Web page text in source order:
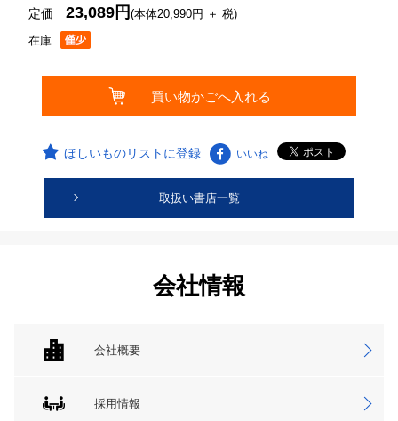
在庫
定価23,089円(本体20,990円 ＋ 税)
ほしいものリストに登録 いいね
取扱い書店一覧
会社情報
会社概要
採用情報